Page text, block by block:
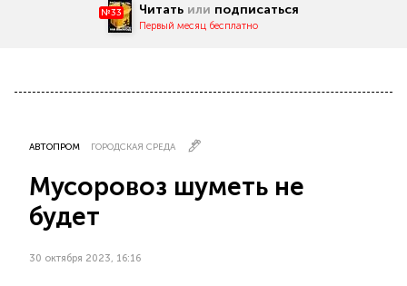
№33 Читать или подписаться
Первый месяц бесплатно
АВТОПРОМ ГОРОДСКАЯ СРЕДА
Мусоровоз шуметь не
будет
30 октября 2023, 16:16